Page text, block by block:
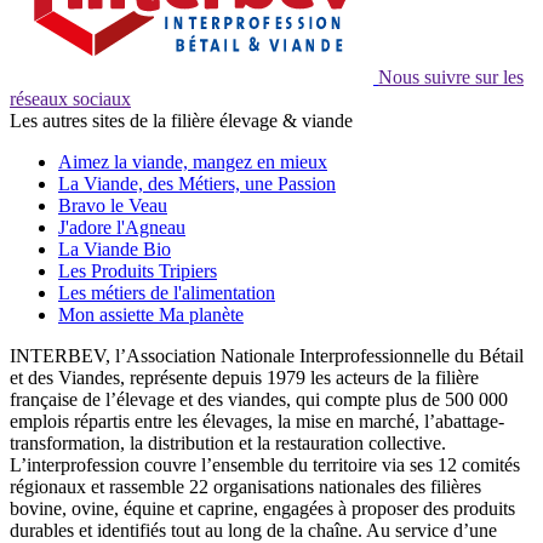
Nous suivre sur les
réseaux sociaux
Les autres sites de la filière élevage & viande
Aimez la viande, mangez en mieux
La Viande, des Métiers, une Passion
Bravo le Veau
J'adore l'Agneau
La Viande Bio
Les Produits Tripiers
Les métiers de l'alimentation
Mon assiette Ma planète
INTERBEV, l’Association Nationale Interprofessionnelle du Bétail
et des Viandes, représente depuis 1979 les acteurs de la filière
française de l’élevage et des viandes, qui compte plus de 500 000
emplois répartis entre les élevages, la mise en marché, l’abattage-
transformation, la distribution et la restauration collective.
L’interprofession couvre l’ensemble du territoire via ses 12 comités
régionaux et rassemble 22 organisations nationales des filières
bovine, ovine, équine et caprine, engagées à proposer des produits
durables et identifiés tout au long de la chaîne. Au service d’une